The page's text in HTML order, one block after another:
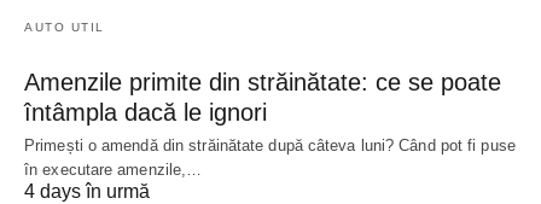
AUTO UTIL
Amenzile primite din străinătate: ce se poate
întâmpla dacă le ignori
Primești o amendă din străinătate după câteva luni? Când pot fi puse
în executare amenzile,…
4 days în urmă